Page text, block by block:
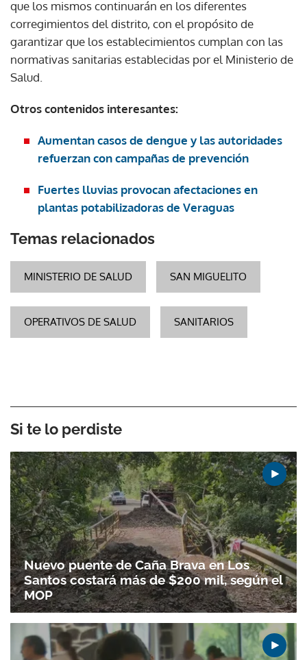
que los mismos continuarán en los diferentes
corregimientos del distrito, con el propósito de
garantizar que los establecimientos cumplan con las
normativas sanitarias establecidas por el Ministerio de
Salud.
Otros contenidos interesantes:
Aumentan casos de dengue y las autoridades
refuerzan con campañas de prevención
Fuertes lluvias provocan afectaciones en
plantas potabilizadoras de Veraguas
Temas relacionados
MINISTERIO DE SALUD SAN MIGUELITO
OPERATIVOS DE SALUD SANITARIOS
Si te lo perdiste
Nuevo puente de Caña Brava en Los
Santos costará más de $200 mil, según el
MOP